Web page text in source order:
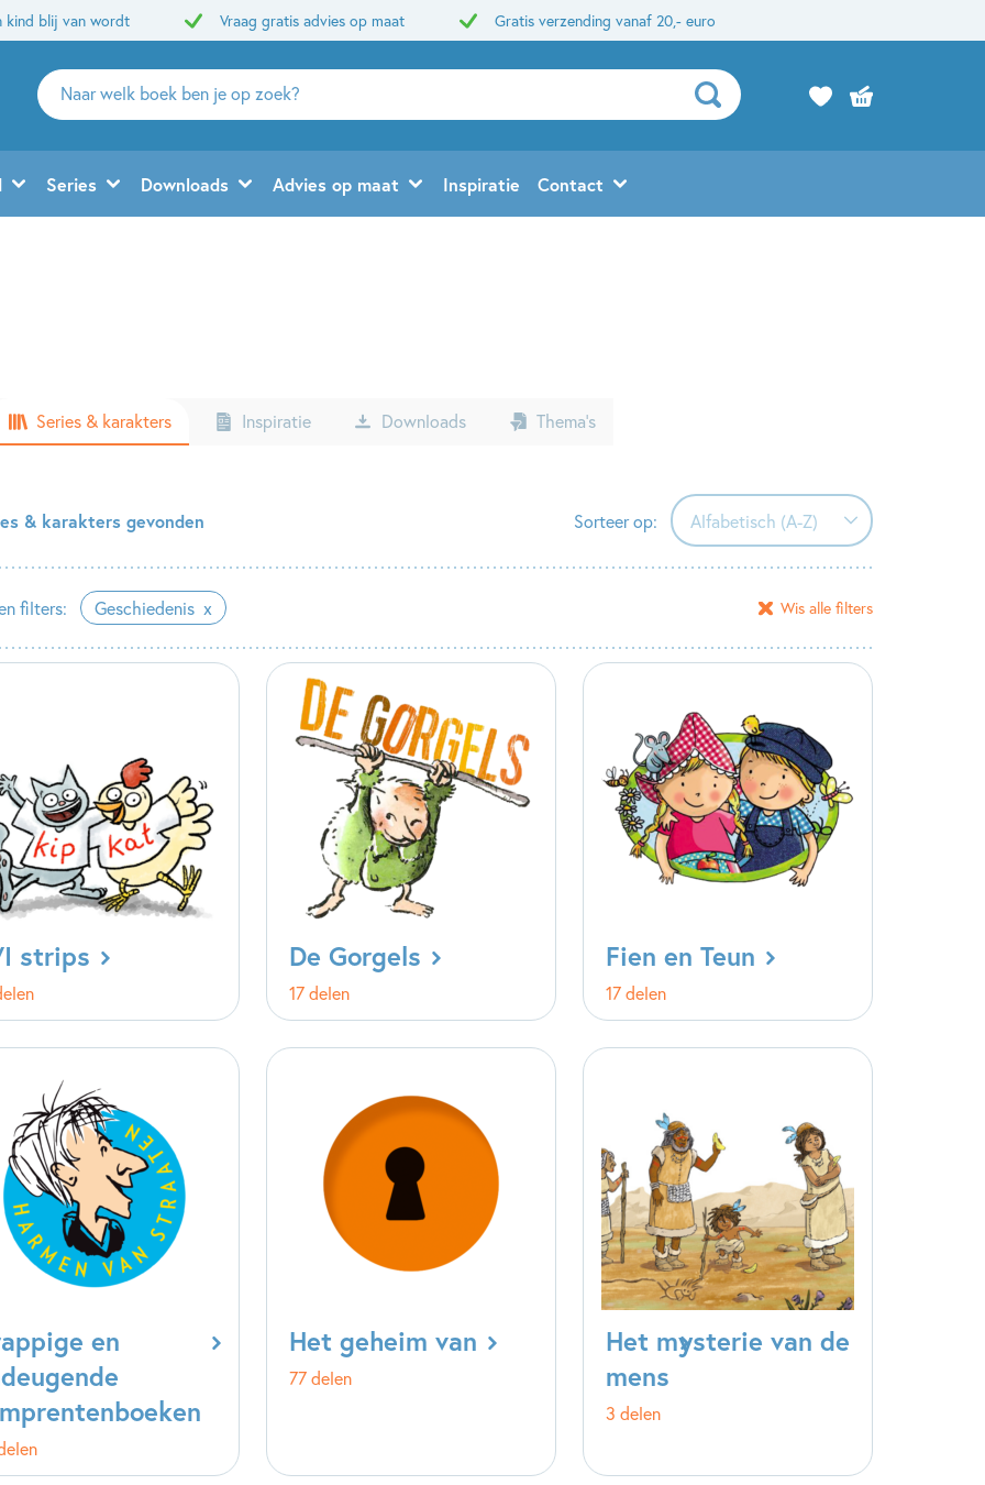
kind blij van wordt Vraag gratis advies op maat Gratis verzending vanaf 20,- euro
Zoeken
naar
en
uitgevers
Series Downloads Advies op maat Inspiratie Contact
Series & karakters Inspiratie Downloads Thema’s
& karakters gevonden Sorteer op: Alfabetisch (A-Z)
Alfabetisch (A-Z)
Alfabetisch (Z-A)
Verschijningsdatum
filters: Geschiedenis Wis alle filters
strips De Gorgels
17 delen
Fien en Teun
17 delen
en
Het geheim van
77 delen
Het mysterie van de
mens
3 delen